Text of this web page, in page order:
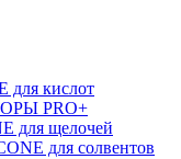
для кислот
PRO+
для щелочей
для солвентов